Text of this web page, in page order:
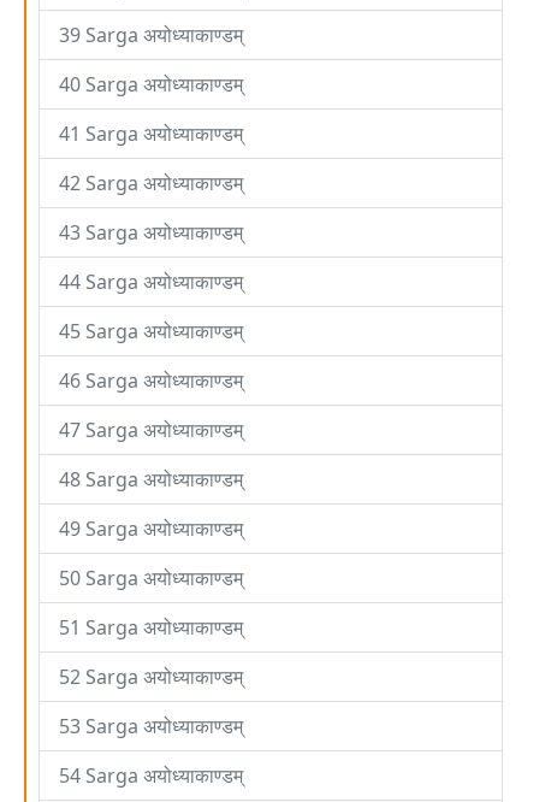
39 Sarga अयोध्याकाण्डम्
40 Sarga अयोध्याकाण्डम्
41 Sarga अयोध्याकाण्डम्
42 Sarga अयोध्याकाण्डम्
43 Sarga अयोध्याकाण्डम्
44 Sarga अयोध्याकाण्डम्
45 Sarga अयोध्याकाण्डम्
46 Sarga अयोध्याकाण्डम्
47 Sarga अयोध्याकाण्डम्
48 Sarga अयोध्याकाण्डम्
49 Sarga अयोध्याकाण्डम्
50 Sarga अयोध्याकाण्डम्
51 Sarga अयोध्याकाण्डम्
52 Sarga अयोध्याकाण्डम्
53 Sarga अयोध्याकाण्डम्
54 Sarga अयोध्याकाण्डम्